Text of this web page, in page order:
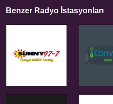
Benzer Radyo İstasyonları